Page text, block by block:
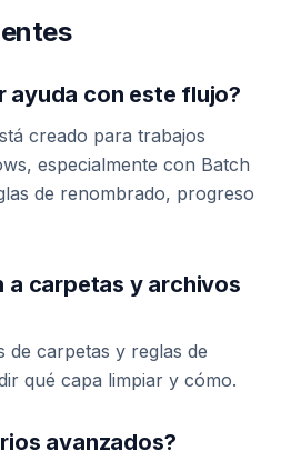
ayuda con este flujo?
creado para trabajos
especialmente con Batch
de renombrado, progreso
a carpetas y archivos
de carpetas y reglas de
qué capa limpiar y cómo.
avanzados?